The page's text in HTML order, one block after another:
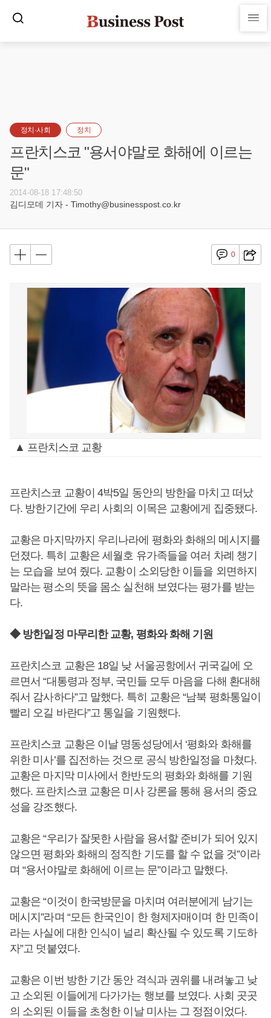
정치·사회 정치
프란치스코 "용서야말로 화해에 이르는
문"
2014-08-18 17:48:50
김디모데 기자 - Timothy@businesspost.co.kr
0
▲ 프란치스코 교황
프란치스코 교황이 4박5일 동안의 방한을 마치고 떠났
다. 방한기간에 우리 사회의 이목은 교황에게 집중됐다.
교황은 마지막까지 우리나라에 평화와 화해의 메시지를
던졌다. 특히 교황은 세월호 유가족들을 여러 차례 챙기
는 모습을 보여 줬다. 교황이 소외당한 이들을 외면하지
말라는 평소의 뜻을 몸소 실천해 보였다는 평가를 받는
다.
◆ 방한일정 마무리한 교황, 평화와 화해 기원
프란치스코 교황은 18일 낮 서울공항에서 귀국길에 오
르면서 “대통령과 정부, 국민들 모두 마음을 다해 환대해
줘서 감사하다”고 말했다. 특히 교황은 “남북 평화통일이
빨리 오길 바란다”고 통일을 기원했다.
프란치스코 교황은 이날 명동성당에서 ‘평화와 화해를
위한 미사’를 집전하는 것으로 공식 방한일정을 마쳤다.
교황은 마지막 미사에서 한반도의 평화와 화해를 기원
했다. 프란치스코 교황은 미사 강론을 통해 용서의 중요
성을 강조했다.
교황은 “우리가 잘못한 사람을 용서할 준비가 되어 있지
않으면 평화와 화해의 정직한 기도를 할 수 없을 것”이라
며 “용서야말로 화해에 이르는 문”이라고 말했다.
교황은 “이것이 한국방문을 마치며 여러분에게 남기는
메시지”라며 “모든 한국인이 한 형제자매이며 한 민족이
라는 사실에 대한 인식이 널리 확산될 수 있도록 기도하
자”고 덧붙였다.
교황은 이번 방한 기간 동안 격식과 권위를 내려놓고 낮
고 소외된 이들에게 다가가는 행보를 보였다. 사회 곳곳
의 소외된 이들을 초청한 이날 미사는 그 정점이었다.